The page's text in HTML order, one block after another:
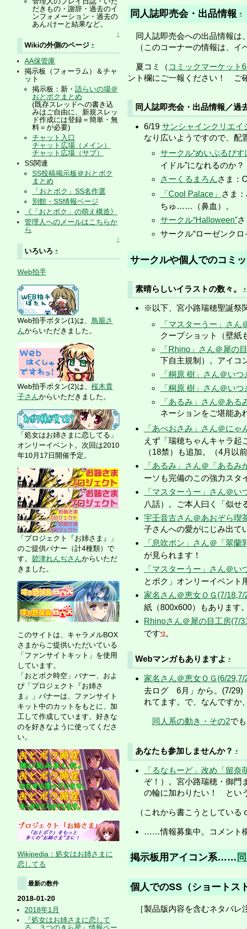
だきもの・謝辞・過去のイ
ンフォメーション・過去の
あん♪けーと結果など。
↑
Wikiの外側のページ+
AA保管庫
掲示板（フォーラム）＆チャ
ット
掲示板：新・ 語らいの場＠
おとボクまとめ
(既存スレッドへの書き込
みはご自由に、新規スレッ
ド作成には登録＝簡単・無
料＝が必要)
チャット入口
チャット広場（メイン）
チャット広場（サブ）
SS関連
SS投稿掲示板＠おとボク
まとめ
「おとボク」SS名作選
別館・SS情報ページ
《「おとボク」の萌え構造》
管理人へのメールはこちらか
ら
↑
いろいろ+
Web拍手
Web拍手ボタン(1)は、 鳥籠さ
んからいただきました。
Web拍手ボタン(2)は、 桜木貴
子さんからいただきました。
「処女はお姉さまに恋してる」
オンリーイベント。次回は2010
年10月17日開催予定。
「プロジェクト『お姉さま』」
のご提供バナー（計4種類）で
す。 碧津れんぢさんからいただ
きました。
このサイトは、キャラメルBOX
さまからご提供いただいている
「ファンサイトキット」を使用
しています。
「おとボク時空」バナー、およ
び「プロジェクト『お姉さ
ま』」バナーは、ファンサイト
キット中のカットをもとに、加
工して作成しています。好きな
のを好きなように使ってくださ
い。
Wikipedia：処女はお姉さまに
恋してる
最新の数件
2018-01-20
2018年1月
『処女はお姉さまに恋して
同人誌即売会・出品情報+
同人誌即売会への出品情報は
（このコーナーの情報は、イ
夏コミ（ コミックマーケット
ント欄にご一報ください！ ご
同人誌即売会・出品情報／過
6/19 サンシャインクリエイ
なり広いようですので、配
サークル“めいぷるびす
イドル”になれるのか
さーくるまろんさま
：
「Cool Palace」
さま
ちゅ……（鼻血）。
サークル“Halloween”さ
サークル“ローゼンク
サークルや個人でのコミ
素晴らしいイラストの数々。 +
※以下、宮小路瑞穂聖誕祭
「マスターうー」さ
クープショット（壁
「Rhino」さん＠犀の
下自主規制）。アイコ
「桐原 樹」さん＠い
「桐原 樹」さん＠い
「あるみ」さん＠ある
ネーションをご堪能あ
「あべおさみ」さん＠に
えず「瑞穂ちゃんキャラ
（18禁）も追加。（4月以
「あるみ」さん＠「あるみ
ーソも完備のこの強力ス
「マスターうー」さん＠
八話）。ご本人曰く「似せ
宇壬音古さん＠あおぞら
子さんへの愛がにじみ出て
「息吹ポン」さん＠「翠蘭
が見られます！
「マスターうー」さん＠
とボク」オンリーイベント
家名さん＠恵女ＯＧ(7/18,7/
紙（800x600）もあります
Rhinoさん＠犀の目工房(7/
です*2。
Webマンガもありますよ +
家名さん＠恵女ＯＧ(6/29,7/
去ログ 6月」から。(7/29)
れてます。で、なんですか
同人系の動き・その2で
あなたも参加しませんか？ +
「るなもーど」改め「留奈
ぞ！）。宮小路瑞穂・御門
の輪に加わりたい！ とい
（これから書こうとしている
……情報募集中。コメント
掲示板用アイコン系……
個人でのSS（ショートス
［製品版内容を含むネタバレ